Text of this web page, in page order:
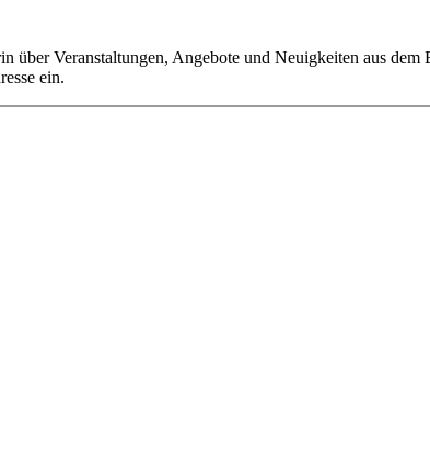
Veranstaltungen, Angebote und Neuigkeiten aus
ein.